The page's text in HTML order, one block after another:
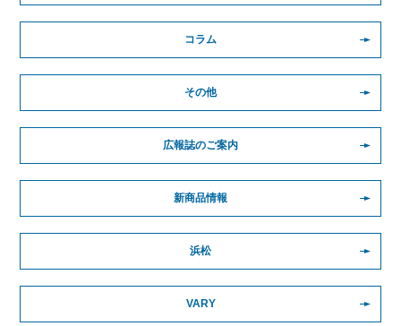
コラム
その他
広報誌のご案内
新商品情報
浜松
VARY